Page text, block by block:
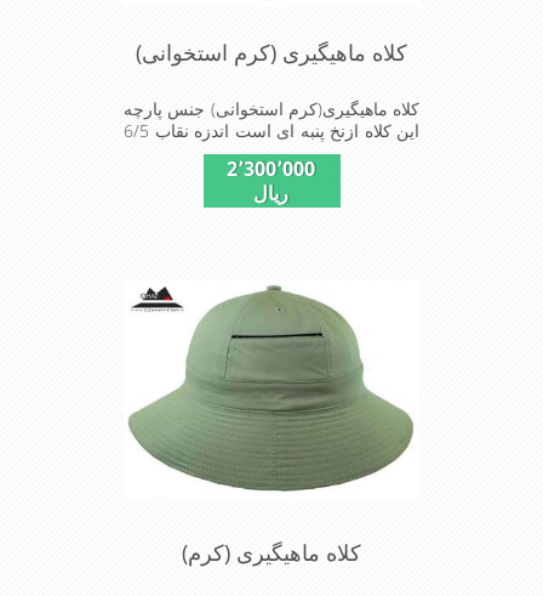
کلاه ماهیگیری (کرم استخوانی)
کلاه ماهیگیری(کرم استخوانی) جنس پارچه
این کلاه ازنخ پنبه ای است اندزه نقاب 6/5
سانتیمتر و بند و بابندگیر که زیرگردن
دروقت لزوم ازپرت شدن کلاه جلوگیری
می کند این کلاه مخصوص گردشگری
صورت می باشداندازه
2٬300٬000
ریال
کلاه ماهیگیری (کرم)